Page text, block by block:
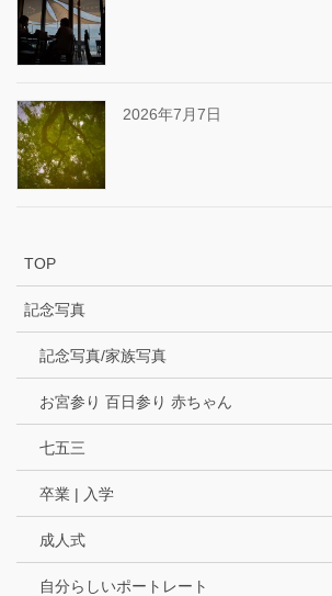
2026年7月7日
TOP
記念写真
記念写真/家族写真
お宮参り 百日参り 赤ちゃん
七五三
卒業 | 入学
成人式
自分らしいポートレート